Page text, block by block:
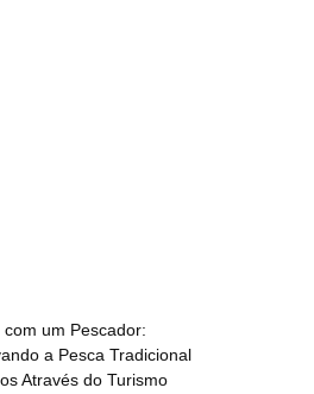
com um Pescador:
a Pesca Tradicional
Através do Turismo